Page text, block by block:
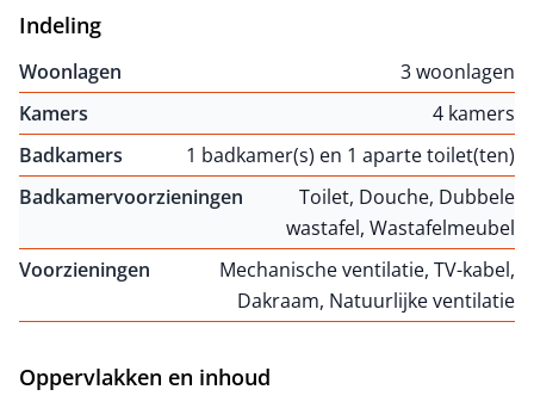
Indeling
Woonlagen
3 woonlagen
Kamers
4 kamers
Badkamers
1 badkamer(s) en 1 aparte toilet(ten)
Badkamervoorzieningen
Toilet, Douche, Dubbele
wastafel, Wastafelmeubel
Voorzieningen
Mechanische ventilatie, TV-kabel,
Dakraam, Natuurlijke ventilatie
Oppervlakken en inhoud